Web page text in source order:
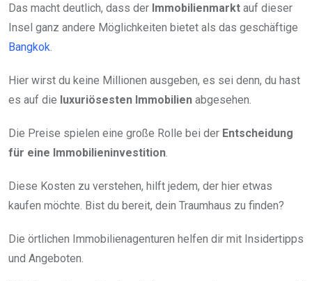
Das macht deutlich, dass der Immobilienmarkt auf dieser
Insel ganz andere Möglichkeiten bietet als das geschäftige
Bangkok
Hier wirst du keine Millionen ausgeben, es sei denn, du hast
es auf die luxuriösesten Immobilien abgesehen.
Die Preise spielen eine große Rolle bei der Entscheidung
für eine Immobilieninvestition
Diese Kosten zu verstehen, hilft jedem, der hier etwas
kaufen möchte. Bist du bereit, dein Traumhaus zu finden?
Die örtlichen Immobilienagenturen helfen dir mit Insidertipps
und Angeboten.